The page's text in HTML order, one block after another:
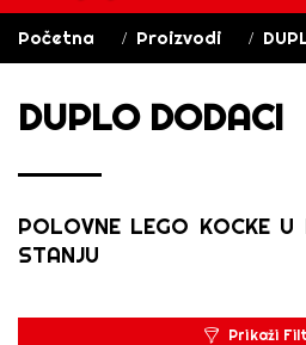
Početna Proizvodi
DUPLO DODACI
POLOVNE LEGO KOCKE U
STANJU
Prikaži